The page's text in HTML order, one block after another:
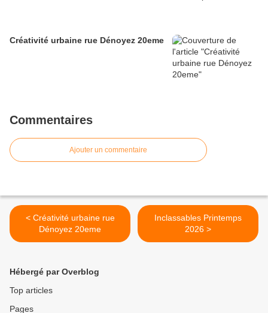
Créativité urbaine rue Dénoyez 20eme
Commentaires
Ajouter un commentaire
< Créativité urbaine rue
Dénoyez 20eme
Inclassables Printemps
2026 >
Hébergé par Overblog
Top articles
Pages